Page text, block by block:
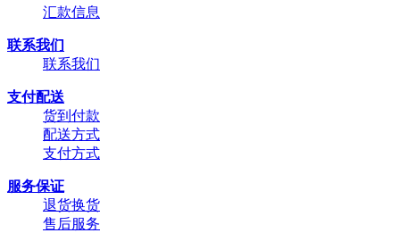
汇款信息
联系我们
联系我们
支付配送
货到付款
配送方式
支付方式
服务保证
退货换货
售后服务